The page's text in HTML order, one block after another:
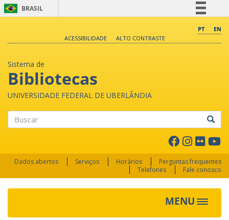
BRASIL
Comunica BR
PT
EN
ACESSIBILIDADE
ALTO CONTRASTE
Sistema de
Bibliotecas
UNIVERSIDADE FEDERAL DE UBERLÂNDIA
Dados abertos Serviços Horários
Perguntas frequentes
Telefones
Fale conosco
MENU Toggle